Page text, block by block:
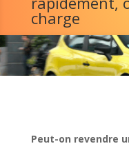
charge
Peut-on revendre